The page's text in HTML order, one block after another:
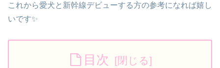
これから愛犬と新幹線デビューする方の参考になれば嬉し
いです✨
目次